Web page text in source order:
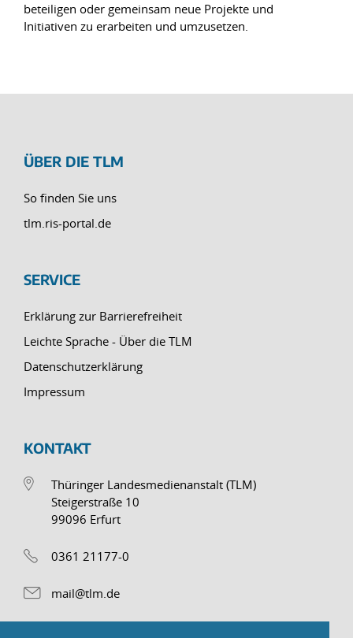
beteiligen oder gemeinsam neue Projekte und
Initiativen zu erarbeiten und umzusetzen.
ÜBER DIE TLM
So finden Sie uns
tlm.ris-portal.de
SERVICE
Erklärung zur Barrierefreiheit
Leichte Sprache - Über die TLM
Datenschutzerklärung
Impressum
KONTAKT
Thüringer Landesmedienanstalt (TLM)
Steigerstraße 10
99096 Erfurt
0361 21177-0
mail@tlm.de